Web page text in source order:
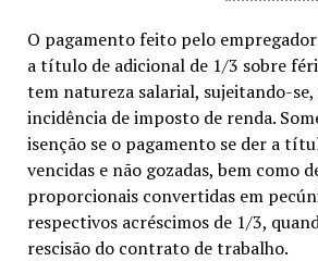
O pagamento feito pelo
a título de adicional de 1/3 sobre
tem natureza salarial, sujeitando-se,
incidência de imposto de renda.
isenção se o pagamento se der a
vencidas e não gozadas, bem como
proporcionais convertidas em
respectivos acréscimos de 1/3,
rescisão do contrato de trabalho.